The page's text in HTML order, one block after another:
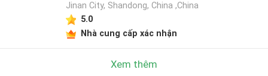
Jinan City, Shandong, China ,China
5.0
Nhà cung cấp xác nhận
Xem thêm